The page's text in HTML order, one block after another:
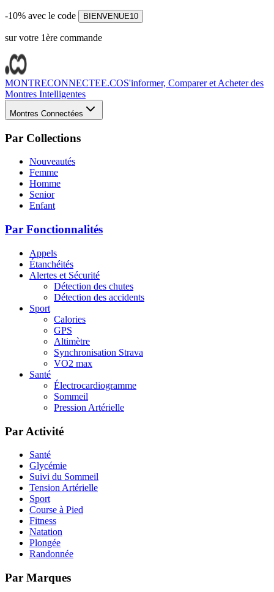
-10% avec le code BIENVENUE10
sur votre 1ère commande
MONTRECONNECTEE.COS'informer, Comparer et Acheter des
Montres Intelligentes
Montres Connectées
Par Collections
Nouveautés
Femme
Homme
Senior
Enfant
Par Fonctionnalités
Appels
Étanchéités
Alertes et Sécurité
Détection des chutes
Détection des accidents
Sport
Calories
GPS
Altimètre
Synchronisation Strava
VO2 max
Santé
Électrocardiogramme
Sommeil
Pression Artérielle
Par Activité
Santé
Glycémie
Suivi du Sommeil
Tension Artérielle
Sport
Course à Pied
Fitness
Natation
Plongée
Randonnée
Par Marques